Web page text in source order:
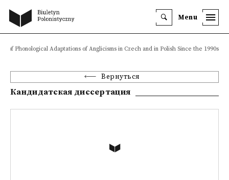
Menu
of Phonological Adaptations of Anglicisms in Czech and in Polish Since the 1990s
Вернуться
Кандидатская диссертация